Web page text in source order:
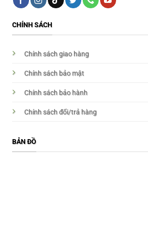
CHÍNH SÁCH
Chính sách giao hàng
Chính sách bảo mật
Chính sách bảo hành
Chính sách đổi/trả hàng
BẢN ĐỒ